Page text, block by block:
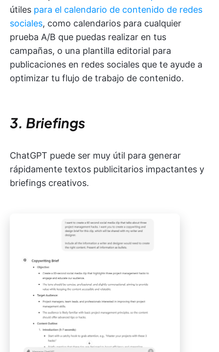
útiles para el calendario de contenido de redes
sociales, como calendarios para cualquier
prueba A/B que puedas realizar en tus
campañas, o una plantilla editorial para
publicaciones en redes sociales que te ayude a
optimizar tu flujo de trabajo de contenido.
3. Briefings
ChatGPT puede ser muy útil para generar
rápidamente textos publicitarios impactantes y
briefings creativos.